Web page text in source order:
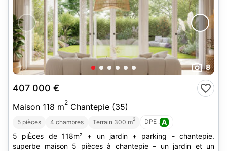
8
407 000 €
Maison 118 m2 Chantepie (35)
5 pièces 4 chambres Terrain 300 m2 DPE : A
5 piÈces de 118m² + un jardin + parking - chantepie.
superbe maison 5 pièces à chantepie – un jardin et un